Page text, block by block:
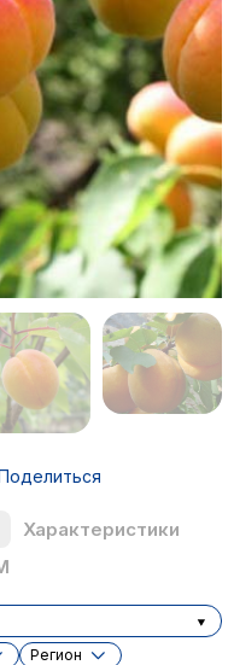
Характеристики
Регион